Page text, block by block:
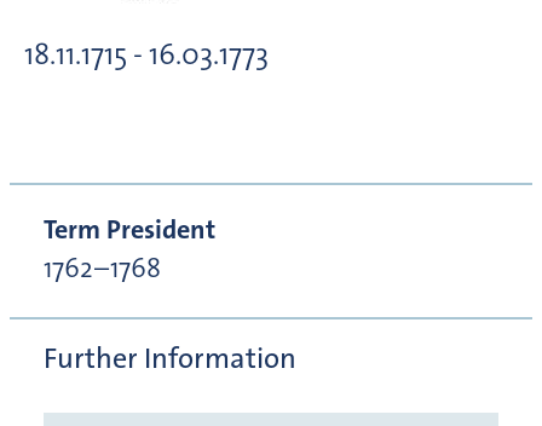
18.11.1715 - 16.03.1773
Term President
1762–1768
Further Information